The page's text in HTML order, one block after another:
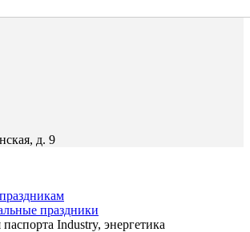
д. 9
праздники
Industry, энергетика